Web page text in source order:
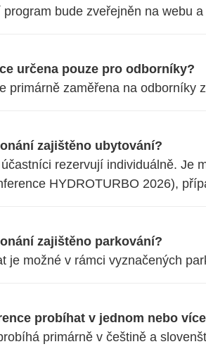
bude zveřejněn na webu
určena pouze pro odborníky?
primárně zaměřena na odborníky
zajištěno ubytování?
rezervují individuálně. Je
HYDROTURBO 2026),
zajištěno parkování?
je možné v rámci vyznačených
probíhat v jednom nebo
primárně v češtině a